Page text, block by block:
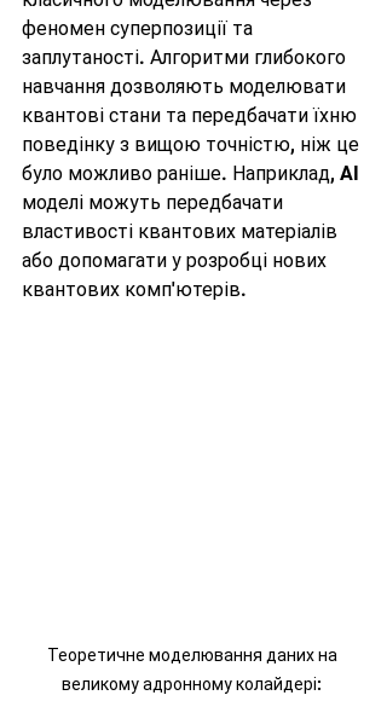
феномен суперпозиції та
заплутаності. Алгоритми глибокого
навчання дозволяють моделювати
квантові стани та передбачати їхню
поведінку з вищою точністю, ніж це
було можливо раніше. Наприклад, AI
моделі можуть передбачати
властивості квантових матеріалів
або допомагати у розробці нових
квантових комп'ютерів.
Теоретичне моделювання даних на
великому адронному колайдері: